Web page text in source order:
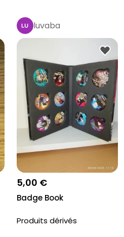
luvaba
5,00 €
Badge Book
Produits dérivés